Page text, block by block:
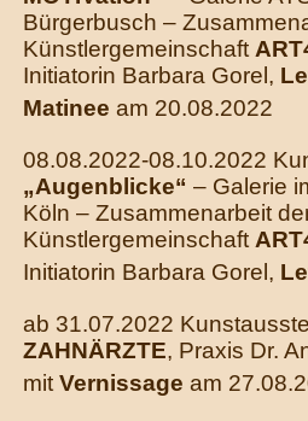
Bürgerbusch –
Künstlergemeinschaft
Initiatorin Barbara Gorel,
Matinee am 20.08.2022
08.08.2022-08.10.2022
„Augenblicke“ – Galerie
Köln – Zusammenarbeit
Künstlergemeinschaft
Initiatorin Barbara Gorel,
ab 31.07.2022
ZAHNÄRZTE, Praxis Dr.
mit Vernissage am